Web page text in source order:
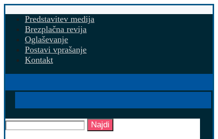
Predstavitev medija
Brezplačna revija
Oglaševanje
Postavi vprašanje
Kontakt
Najdi